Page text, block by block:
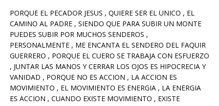
PORQUE EL PECADOR JESUS , QUIERE SER EL UNICO , EL
CAMINO AL PADRE , SIENDO QUE PARA SUBIR UN MONTE
PUEDES SUBIR POR MUCHOS SENDEROS ,
PERSONALMENTE , ME ENCANTA EL SENDERO DEL FAQUIR
GUERRERO , PORQUE EL CUERO SE TRABAJA CON ESFUERZO
, JUNTAR LAS MANOS Y CERRAR LOS OJOS ES HIPOCRECIA Y
VANIDAD , PORQUE NO ES ACCION , LA ACCION ES
MOVIMIENTO , EL MOVIMIENTO ES ENERGIA , LA ENERGIA
ES ACCION , CUANDO EXISTE MOVIMIENTO , EXISTE